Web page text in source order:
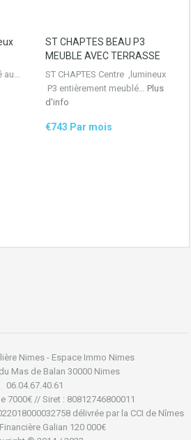
au…
ST CHAPTES BEAU P3
MEUBLE AVEC TERRASSE
ST CHAPTES Centre ,lumineux
P3 entièrement meublé… Plus
d'info
€743 Par mois
Nimes - Espace Immo Nimes
Mas de Balan 30000 Nimes
06.04.67.40.61
7000€ // Siret : 80812746800011
délivrée par la CCI de Nîmes
Galian 120 000€